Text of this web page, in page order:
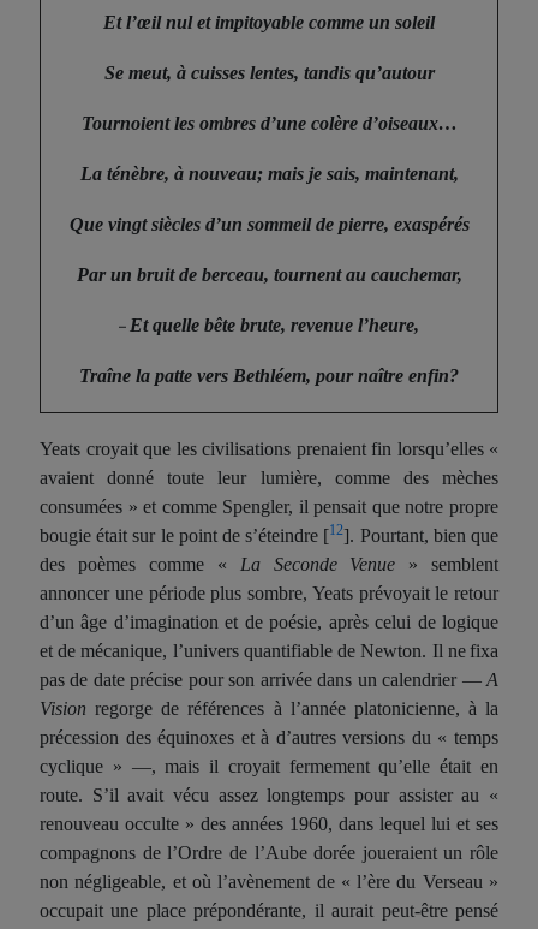
Et l’œil nul et impitoyable comme un soleil
Se meut, à cuisses lentes, tandis qu’autour
Tournoient les ombres d’une colère d’oiseaux…
La ténèbre, à nouveau; mais je sais, maintenant,
Que vingt siècles d’un sommeil de pierre, exaspérés
Par un bruit de berceau, tournent au cauchemar,
– Et quelle bête brute, revenue l’heure,
Traîne la patte vers Bethléem, pour naître enfin?
Yeats croyait que les civilisations prenaient fin lorsqu’elles «
avaient donné toute leur lumière, comme des mèches
consumées » et comme Spengler, il pensait que notre propre
bougie était sur le point de s’éteindre [12]. Pourtant, bien que
des poèmes comme « La Seconde Venue » semblent
annoncer une période plus sombre, Yeats prévoyait le retour
d’un âge d’imagination et de poésie, après celui de logique
et de mécanique, l’univers quantifiable de Newton. Il nefixa
pas de date précise pour son arrivée dans un calendrier — A
Visionregorge de références à l’année platonicienne, à la
précession des équinoxes et à d’autres versions du « temps
cyclique » —, mais il croyait fermement qu’elle était en
route. S’il avait vécu assez longtemps pour assister au «
renouveau occulte » des années 1960, dans lequel lui et ses
compagnons de l’Ordre de l’Aube dorée joueraient un rôle
non négligeable, et où l’avènement de « l’ère du Verseau »
occupait une place prépondérante, il aurait peut-être pensé